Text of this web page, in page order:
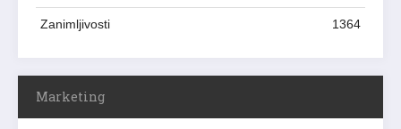
Zanimljivosti 1364
Marketing